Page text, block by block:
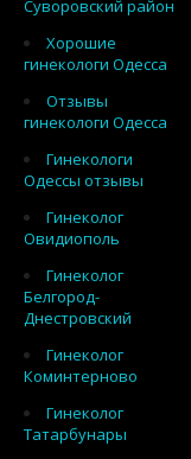
Суворовский район
Хорошие
гинекологи Одесса
Отзывы
гинекологи Одесса
Гинекологи
Одессы отзывы
Гинеколог
Овидиополь
Гинеколог
Белгород-
Днестровский
Гинеколог
Коминтерново
Гинеколог
Татарбунары